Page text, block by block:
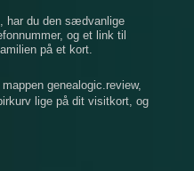
har du den sædvanlige
og et link til
på et kort.
genealogic.review,
lige på dit visitkort, og